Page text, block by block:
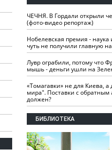
ЧЕЧНЯ. В Гордали открыли
(фото-видео репортаж)
Нобелевская премия -
чуть не получили главную
Лувр ограбили, потому что
мышь - деньги ушли на
«Томагавки» не для Киева,
мира". Поставки с обратным
должен?
БИБЛИОТЕКА